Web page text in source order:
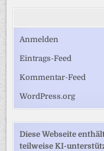
Anmelden
Eintrags-Feed
Kommentar-Feed
WordPress.org
Diese Webseite
teilweise KI-